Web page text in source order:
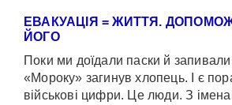
ЕВАКУАЦІЯ = ЖИТТЯ.
ЙОГО
Поки ми доїдали паски й
«Мороку» загинув хлопець. І є
військові цифри. Це люди. З